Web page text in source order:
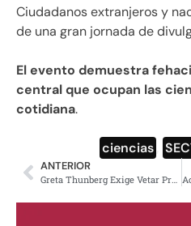
Ciudadanos extranjeros y
de una gran jornada de
El evento demuestra
central que ocupan las
cotidiana.
ciencias
ANTERIOR
Greta Thunberg Exige Vetar Productos de Asentamientos Israelíes